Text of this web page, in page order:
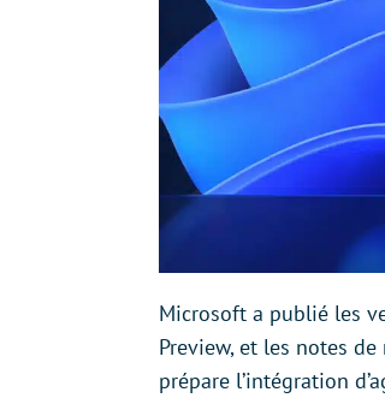
Microsoft a publié les
Preview, et les notes
prépare l’intégration